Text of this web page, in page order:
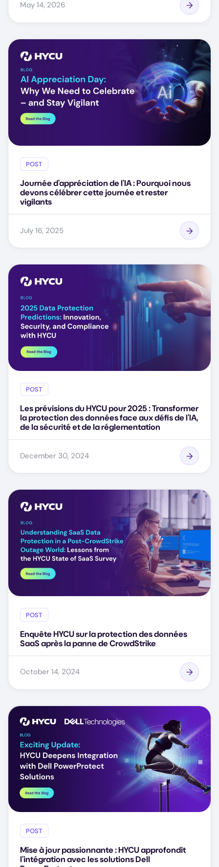
May 14, 2026
POST
Journée d'appréciation de l'IA : Pourquoi nous
devons célébrer cette journée et rester
vigilants
July 16, 2025
POST
Les prévisions du HYCU pour 2025 : Transformer
la protection des données face aux défis de l'IA,
de la sécurité et de la réglementation
December 30, 2024
POST
Enquête HYCU sur la protection des données
SaaS après la panne de CrowdStrike
October 14, 2024
POST
Mise à jour passionnante : HYCU approfondit
l'intégration avec les solutions Dell